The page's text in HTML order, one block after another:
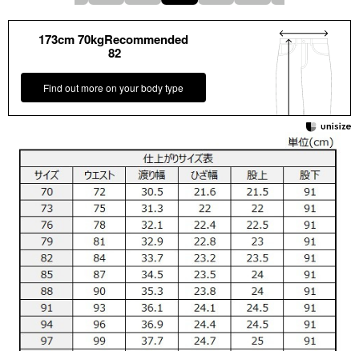
173cm 70kgRecommended
82
Find out more on your body type